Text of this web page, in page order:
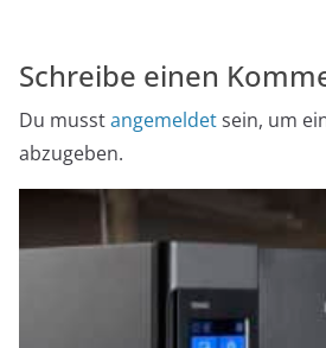
Schreibe einen
Du musstangemeldetsein, um
abzugeben.